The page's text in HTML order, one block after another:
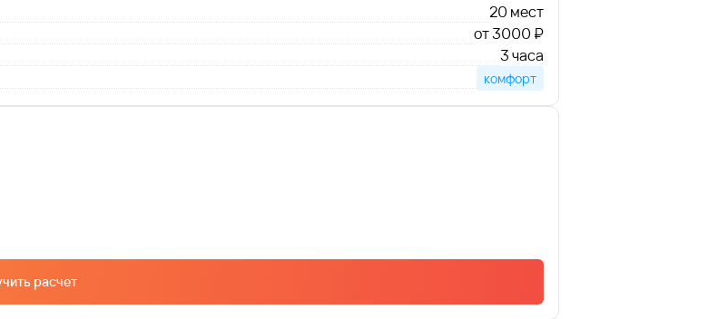
20 мест
от 3000 ₽
3 часа
комфорт
расчет